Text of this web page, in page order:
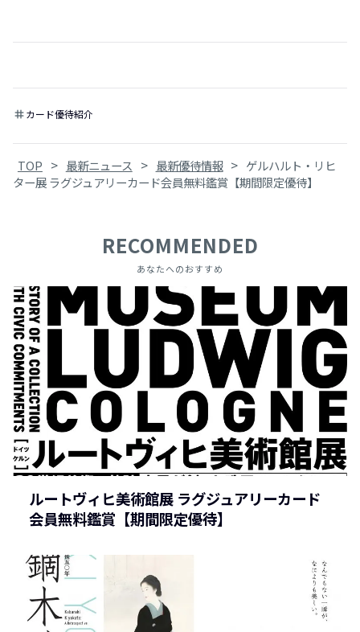
tagカード優待紹介
TOP > 最新ニュース > 最新優待情報 > ゲルハルト・リヒ
ター展 ラグジュアリーカード会員無料鑑賞【期間限定優待】
RECOMMENDED
あなたへのおすすめ
ルートヴィヒ美術館展 ラグジュアリーカード
会員無料鑑賞【期間限定優待】